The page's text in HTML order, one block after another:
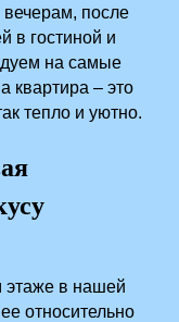
после
в гостиной и
на самые
квартира – это
тепло и уютно.
этаже в нашей
относительно